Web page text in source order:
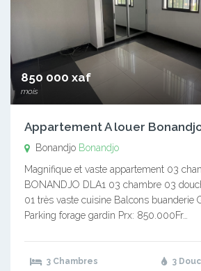
850 000 xaf
mois
Appartement A louer
Bonandjo Bonandjo
Magnifique et vaste appartement 03
BONANDJO DLA1 03 chambre 03
01 très vaste cuisine Balcons buanderie
Parking forage gardin Prx: 850.000Fr…
3 Chambres 3